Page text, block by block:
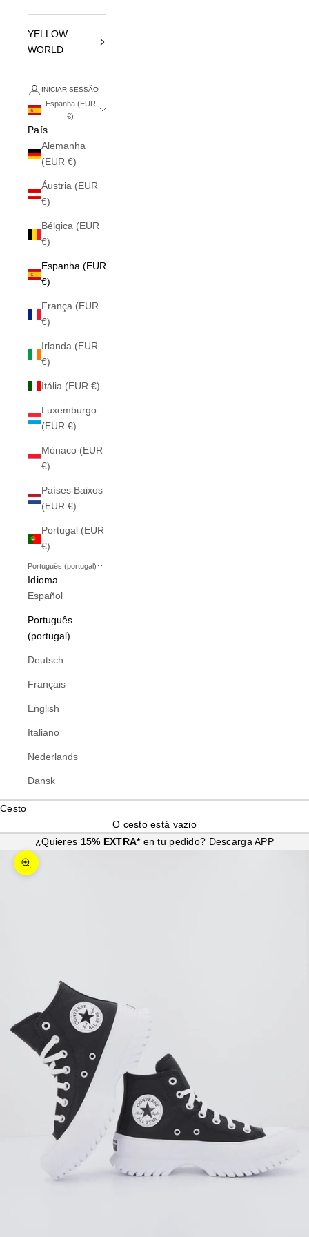
YELLOW
WORLD
INICIAR SESSÃO
Espanha (EUR
€)
País
Alemanha
(EUR €)
Áustria (EUR
€)
Bélgica (EUR
€)
Espanha (EUR
€)
França (EUR
€)
Irlanda (EUR
€)
Itália (EUR €)
Luxemburgo
(EUR €)
Mónaco (EUR
€)
Países Baixos
(EUR €)
Portugal (EUR
€)
Português (portugal)
Idioma
Español
Português
(portugal)
Deutsch
Français
English
Italiano
Nederlands
Dansk
Cesto
O cesto está vazio
¿Quieres 15% EXTRA* en tu pedido? Descarga APP
Ampliar